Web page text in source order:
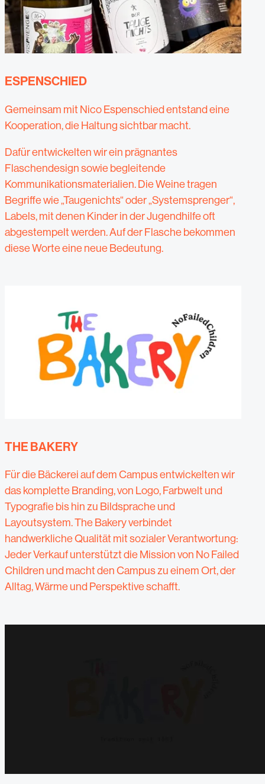
ESPENSCHIED
Gemeinsam mit Nico Espenschied entstand eine
Kooperation, die Haltung sichtbar macht.
Dafür entwickelten wir ein prägnantes
Flaschendesign sowie begleitende
Kommunikationsmaterialien. Die Weine tragen
Begriffe wie „Taugenichts“ oder „Systemsprenger“,
Labels, mit denen Kinder in der Jugendhilfe oft
abgestempelt werden. Auf der Flasche bekommen
diese Worte eine neue Bedeutung.
THE BAKERY
Für die Bäckerei auf dem Campus entwickelten wir
das komplette Branding, von Logo, Farbwelt und
Typografie bis hin zu Bildsprache und
Layoutsystem. The Bakery verbindet
handwerkliche Qualität mit sozialer Verantwortung:
Jeder Verkauf unterstützt die Mission von No Failed
Children und macht den Campus zu einem Ort, der
Alltag, Wärme und Perspektive schafft.